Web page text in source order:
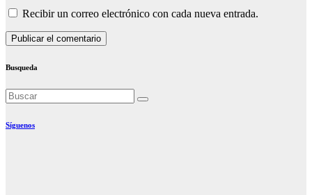
Recibir un correo electrónico con cada nueva entrada.
Busqueda
Síguenos